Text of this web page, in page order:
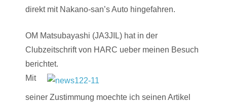
direkt mit Nakano-san’s Auto hingefahren.
OM Matsubayashi (JA3JIL) hat in der
Clubzeitschrift von HARC ueber meinen Besuch
berichtet.
Mit
seiner Zustimmung moechte ich seinen Artikel